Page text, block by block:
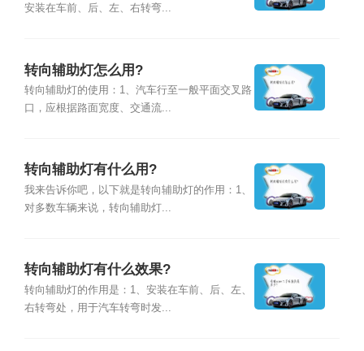
安装在车前、后、左、右转弯...
转向辅助灯怎么用?
转向辅助灯的使用：1、汽车行至一般平面交叉路
口，应根据路面宽度、交通流...
转向辅助灯有什么用?
我来告诉你吧，以下就是转向辅助灯的作用：1、
对多数车辆来说，转向辅助灯...
转向辅助灯有什么效果?
转向辅助灯的作用是：1、安装在车前、后、左、
右转弯处，用于汽车转弯时发...